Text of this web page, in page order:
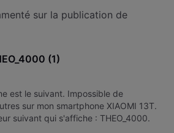
sur la publication de
(1)
est le suivant. Impossible de
sur mon smartphone XIAOMI 13T.
suivant qui s'affiche : THEO_4000.